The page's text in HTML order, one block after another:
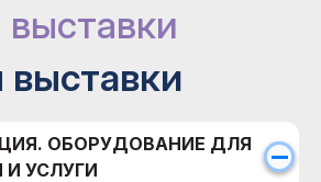
ОБОРУДОВАНИЕ ДЛЯ
И УСЛУГИ